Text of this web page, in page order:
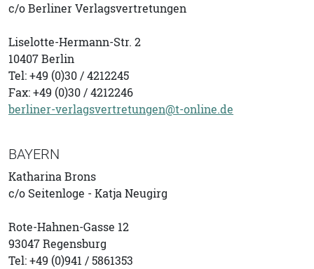
c/o Berliner Verlagsvertretungen
Liselotte-Hermann-Str. 2
10407 Berlin
Tel: +49 (0)30 / 4212245
Fax: +49 (0)30 / 4212246
berliner-verlagsvertretungen@t-online.de
BAYERN
Katharina Brons
c/o Seitenloge - Katja Neugirg
Rote-Hahnen-Gasse 12
93047 Regensburg
Tel: +49 (0)941 / 5861353